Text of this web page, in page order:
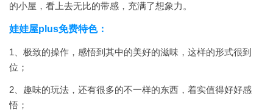
的小屋，看上去无比的带感，充满了想象力。
娃娃屋plus免费特色：
1、极致的操作，感悟到其中的美好的滋味，这样的形式很到
位；
2、趣味的玩法，还有很多的不一样的东西，着实值得好好感
悟；